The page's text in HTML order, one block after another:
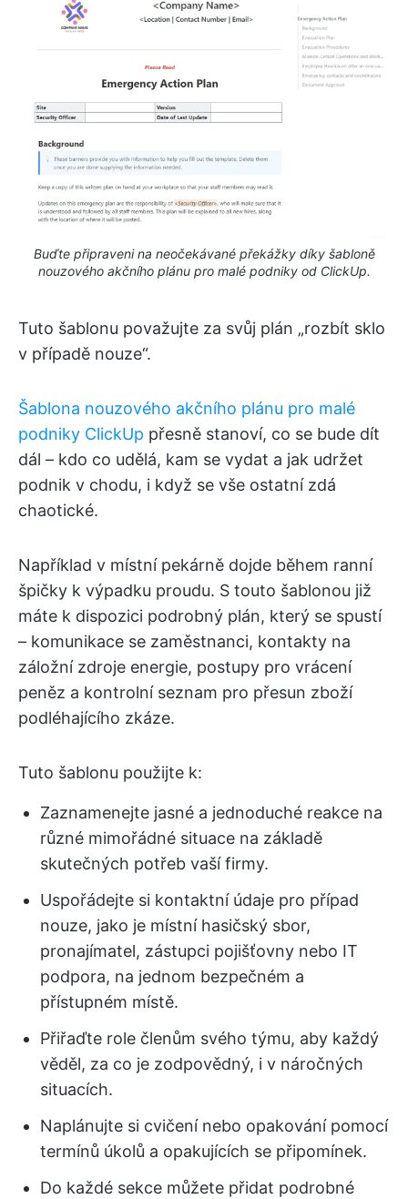
Buďte připraveni na neočekávané překážky díky šabloně
nouzového akčního plánu pro malé podniky od ClickUp.
Tuto šablonu považujte za svůj plán „rozbít sklo
v případě nouze“.
Šablona nouzového akčního plánu pro malé
podniky ClickUp přesně stanoví, co se bude dít
dál – kdo co udělá, kam se vydat a jak udržet
podnik v chodu, i když se vše ostatní zdá
chaotické.
Například v místní pekárně dojde během ranní
špičky k výpadku proudu. S touto šablonou již
máte k dispozici podrobný plán, který se spustí
– komunikace se zaměstnanci, kontakty na
záložní zdroje energie, postupy pro vrácení
peněz a kontrolní seznam pro přesun zboží
podléhajícího zkáze.
Tuto šablonu použijte k:
Zaznamenejte jasné a jednoduché reakce na
různé mimořádné situace na základě
skutečných potřeb vaší firmy.
Uspořádejte si kontaktní údaje pro případ
nouze, jako je místní hasičský sbor,
pronajímatel, zástupci pojišťovny nebo IT
podpora, na jednom bezpečném a
přístupném místě.
Přiřaďte role členům svého týmu, aby každý
věděl, za co je zodpovědný, i v náročných
situacích.
Naplánujte si cvičení nebo opakování pomocí
termínů úkolů a opakujících se připomínek.
Do každé sekce můžete přidat podrobné